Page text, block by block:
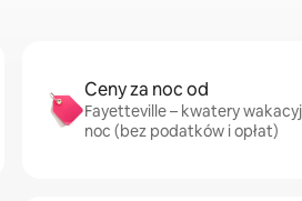
Ceny za noc od
Fayetteville – kwatery
noc (bez podatków i opłat)